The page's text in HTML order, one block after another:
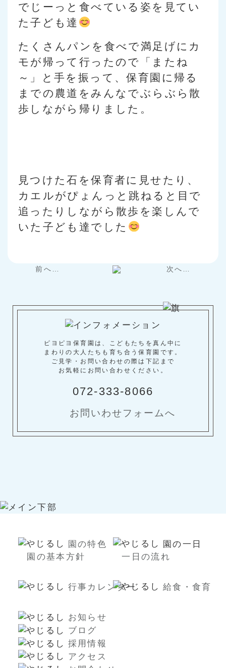
でじーっと食べている姿を見てい
た子ども達
たくさんパンを食べで満足げにカ
モが帰って行ったので「またね
～」と手を振って、保育園に帰る
までの農道をみんなでぶらぶら散
歩しながら帰りました。
見つけた石を保育者に見せたり、
カエルがぴょんっと跳ねると目で
追ったりしながら散歩を楽しんで
いた子ども達でした
前へ… 次へ…
ピヨピヨ保育園は、こどもたちを真ん中に
まわりの大人たちも育ち合う保育園です。
ご見学・お問い合わせの際は下記まで
お気軽にお問い合わせください。
072-333-8066
お問いわせフォームへ
園の特色
園の基本方針
園の一日
一日の流れ
行事カレンダー 給食・食育
お知らせ
ブログ
採用情報
アクセス